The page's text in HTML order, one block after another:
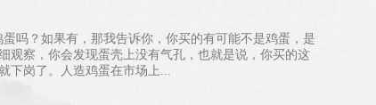
？如果有，那我告诉你，你买的有可能不是鸡蛋，是
观察，你会发现蛋壳上没有气孔，也就是说，你买的这
下岗了。人造鸡蛋在市场上...